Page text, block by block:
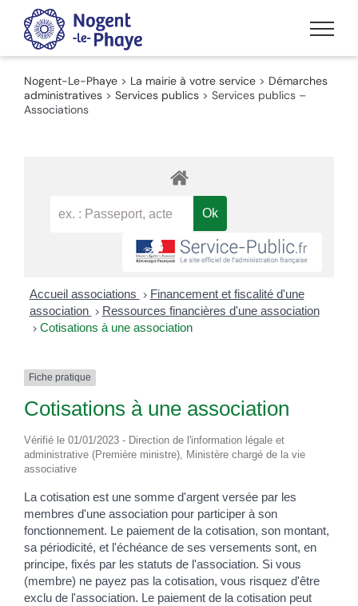
Passer
contenu
Nogent-Le-Phaye > La mairie à votre service > Démarches
administratives > Services publics > Services publics –
Associations
Accueil associations > Financement et fiscalité d'une
association > Ressources financières d'une association
> Cotisations à une association
Fiche pratique
Cotisations à une association
Vérifié le 01/01/2023 - Direction de l'information légale et
administrative (Première ministre), Ministère chargé de la vie
associative
La cotisation est une somme d'argent versée par les
membres d'une association pour participer à son
fonctionnement. Le paiement de la cotisation, son montant,
sa périodicité, et l'échéance de ses versements sont, en
principe, fixés par les statuts de l'association. Si vous
(membre) ne payez pas la cotisation, vous risquez d'être
exclu de l'association. Le paiement de la cotisation peut